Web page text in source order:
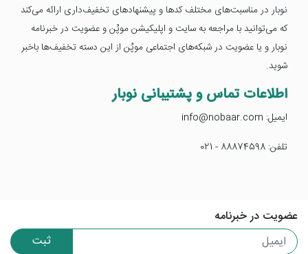
نوبار در مناسبت‌های مختلف کدها و پیشنهادهای تخفیف‌داری ارائه می‌کند
که می‌توانید با مراجعه به سایت و اپلیکیشن موپُن و عضویت در خبرنامه
نوبار و یا عضویت در شبکه‌های اجتماعی موپُن از این دسته تخفیف‌ها باخبر
شوید.
اطلاعات تماس و پشتیبانی نوبار
ایمیل: info@nobaar.com
تلفن: 88874598 - 021
عضویت در خبرنامه
ثبت